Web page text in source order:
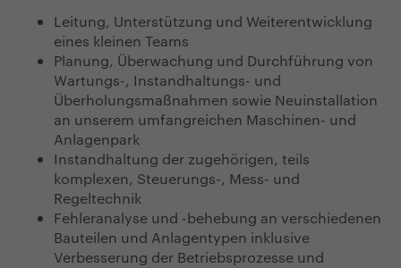
Leitung, Unterstützung und Weiterentwicklung
eines kleinen Teams
Planung, Überwachung und Durchführung von
Wartungs-, Instandhaltungs- und
Überholungsmaßnahmen sowie Neuinstallation
an unserem umfangreichen Maschinen- und
Anlagenpark
Instandhaltung der zugehörigen, teils
komplexen, Steuerungs-, Mess- und
Regeltechnik
Fehleranalyse und -behebung an verschiedenen
Bauteilen und Anlagentypen inklusive
Verbesserung der Betriebsprozesse und